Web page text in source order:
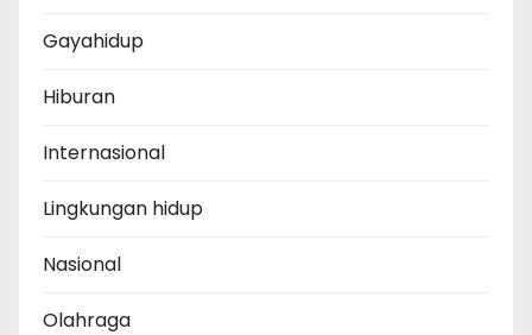
Gayahidup
Hiburan
Internasional
Lingkungan hidup
Nasional
Olahraga